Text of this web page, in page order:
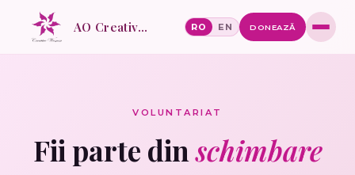
AO Creative Women RO EN DONEAZĂ
VOLUNTARIAT
Fii parte dinschimbare